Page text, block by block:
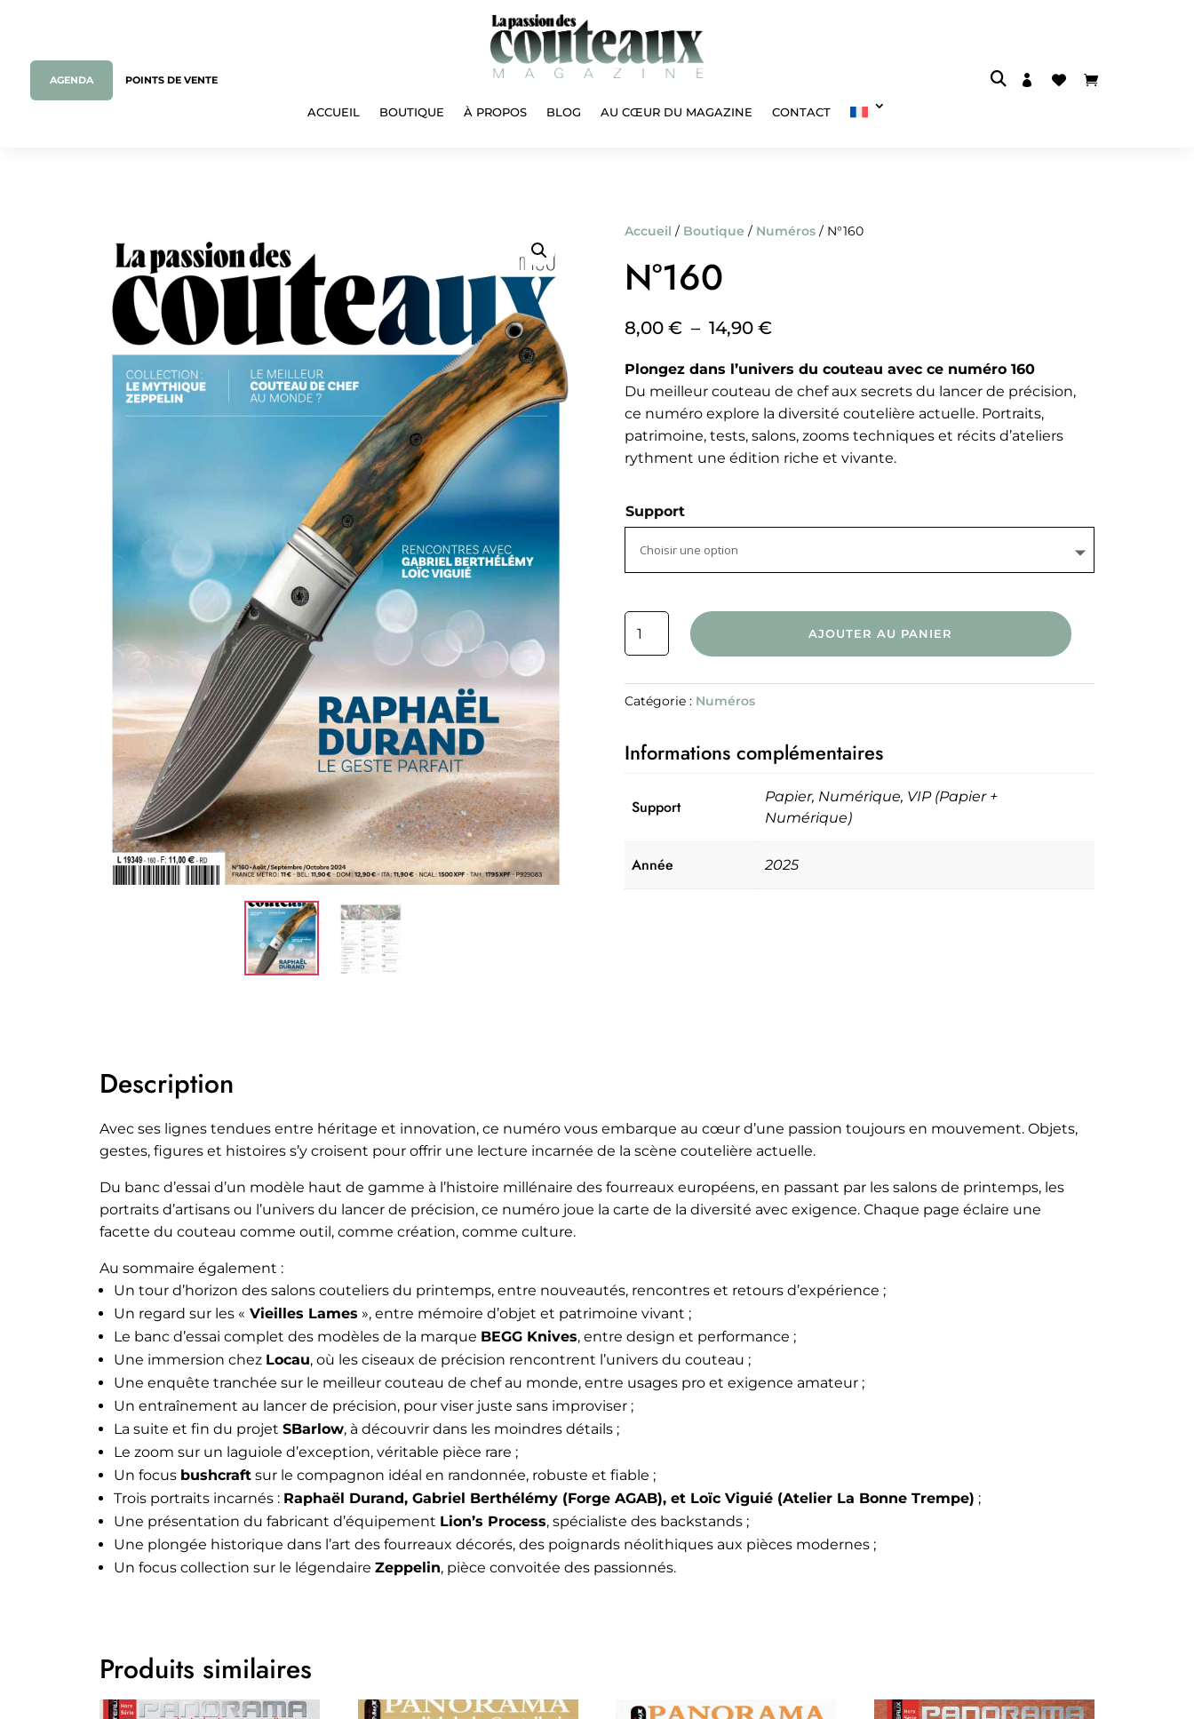
AGENDA POINTS DE VENTE
ACCUEIL BOUTIQUE À PROPOS BLOG AU CŒUR DU MAGAZINE CONTACT
  
Accueil / Boutique / Numéros/ N°160
N°160
8,00 € – 14,90 €Plage
prix :
8,00 €
à
14,90 €
Plongez dans l’univers du couteau avec ce numéro 160
Du meilleur couteau de chef aux secrets du lancer de précision,
ce numéro explore la diversité coutelière actuelle. Portraits,
patrimoine, tests, salons, zooms techniques et récits d’ateliers
rythment une édition riche et vivante.
Support
AJOUTER AU PANIER
Catégorie : Numéros
Informations complémentaires
Support
Papier, Numérique, VIP (Papier +
Numérique)
Année 2025
Description
Avec ses lignes tendues entre héritage et innovation, ce numéro vous embarque au cœur d’une passion toujours en mouvement. Objets,
gestes, figures et histoires s’y croisent pour offrir une lecture incarnée de la scène coutelière actuelle.
Du banc d’essai d’un modèle haut de gamme à l’histoire millénaire des fourreaux européens, en passant par les salons de printemps, les
portraits d’artisans ou l’univers du lancer de précision, ce numéro joue la carte de la diversité avec exigence. Chaque page éclaire une
facette du couteau comme outil, comme création, comme culture.
Au sommaire également :
Un tour d’horizon des salons couteliers du printemps, entre nouveautés, rencontres et retours d’expérience ;
Un regard sur les « Vieilles Lames », entre mémoire d’objet et patrimoine vivant ;
Le banc d’essai complet des modèles de la marque BEGG Knives, entre design et performance ;
Une immersion chez Locau, où les ciseaux de précision rencontrent l’univers du couteau ;
Une enquête tranchée sur le meilleur couteau de chef au monde, entre usages pro et exigence amateur ;
Un entraînement au lancer de précision, pour viser juste sans improviser ;
La suite et fin du projet SBarlow, à découvrir dans les moindres détails ;
Le zoom sur un laguiole d’exception, véritable pièce rare ;
Un focus bushcraft sur le compagnon idéal en randonnée, robuste et fiable ;
Trois portraits incarnés : Raphaël Durand, Gabriel Berthélémy (Forge AGAB), et Loïc Viguié (Atelier La Bonne Trempe) ;
Une présentation du fabricant d’équipement Lion’s Process, spécialiste des backstands ;
Une plongée historique dans l’art des fourreaux décorés, des poignards néolithiques aux pièces modernes ;
Un focus collection sur le légendaire Zeppelin, pièce convoitée des passionnés.
Produits similaires